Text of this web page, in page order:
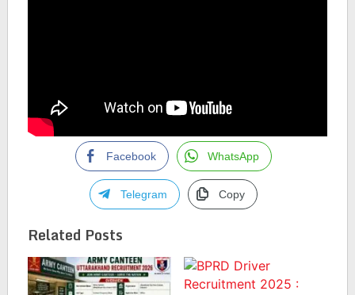
Facebook WhatsApp
Telegram Copy
Related Posts